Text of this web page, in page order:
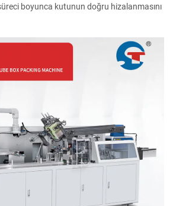
boyunca kutunun doğru hizalanmasını